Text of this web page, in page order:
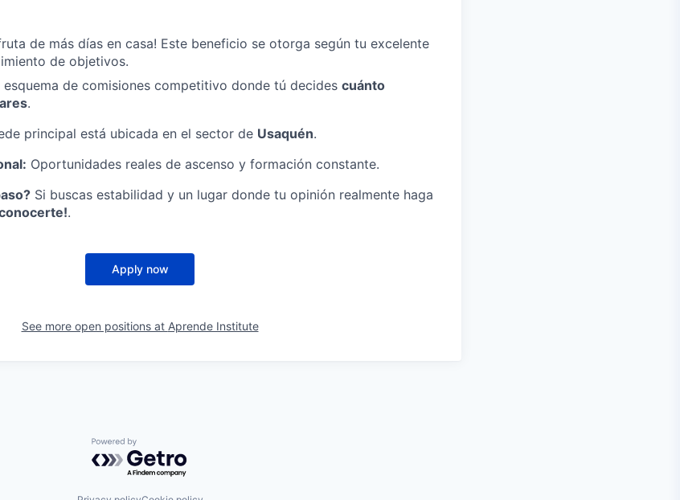
de más días en casa! Este beneficio se otorga según tu excelente
de objetivos.
esquema de comisiones competitivo donde tú decides cuánto
.
principal está ubicada en el sector de Usaquén.
Oportunidades reales de ascenso y formación constante.
Si buscas estabilidad y un lugar donde tu opinión realmente haga
.
Apply now
See more open positions at Aprende Institute
Powered by Getro.com